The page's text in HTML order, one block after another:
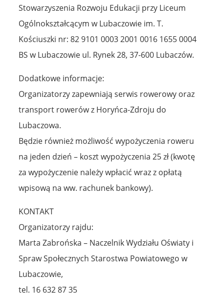
Stowarzyszenia Rozwoju Edukacji przy Liceum
Ogólnokształcącym w Lubaczowie im. T.
Kościuszki nr: 82 9101 0003 2001 0016 1655 0004
BS w Lubaczowie ul. Rynek 28, 37-600 Lubaczów.
Dodatkowe informacje:
Organizatorzy zapewniają serwis rowerowy oraz
transport rowerów z Horyńca-Zdroju do
Lubaczowa.
Będzie również możliwość wypożyczenia roweru
na jeden dzień – koszt wypożyczenia 25 zł (kwotę
za wypożyczenie należy wpłacić wraz z opłatą
wpisową na ww. rachunek bankowy).
KONTAKT
Organizatorzy rajdu:
Marta Zabrońska – Naczelnik Wydziału Oświaty i
Spraw Społecznych Starostwa Powiatowego w
Lubaczowie,
tel. 16 632 87 35